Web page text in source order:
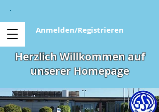
Anmelden/Registrieren
Herzlich Willkommen auf
unserer Homepage